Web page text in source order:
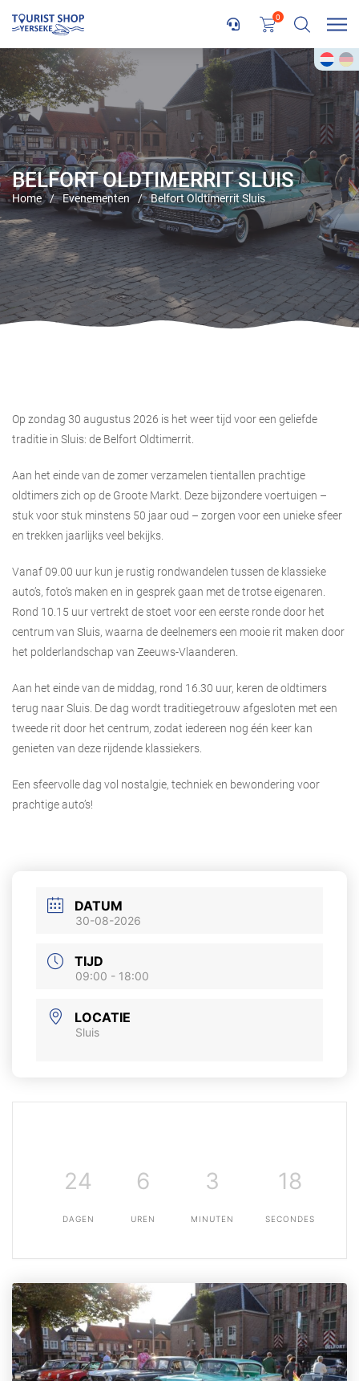
0
BELFORT OLDTIMERRIT SLUIS
Home / Evenementen / Belfort Oldtimerrit Sluis
Op zondag 30 augustus 2026 is het weer tijd voor een geliefde
traditie in Sluis: de Belfort Oldtimerrit
Aan het einde van de zomer verzamelen tientallen prachtige
oldtimers zich op de Groote Markt. Deze bijzondere voertuigen –
stuk voor stuk minstens 50 jaar oud – zorgen voor een unieke sfeer
en trekken jaarlijks veel bekijks.
Vanaf 09.00 uur kun je rustig rondwandelen tussen de klassieke
auto’s, foto’s maken en in gesprek gaan met de trotse eigenaren.
Rond 10.15 uur vertrekt de stoet voor een eerste ronde door het
centrum van Sluis, waarna de deelnemers een mooie rit maken door
het polderlandschap van Zeeuws-Vlaanderen.
Aan het einde van de middag, rond 16.30 uur, keren de oldtimers
terug naar Sluis. De dag wordt traditiegetrouw afgesloten met een
tweede rit door het centrum, zodat iedereen nog één keer kan
genieten van deze rijdende klassiekers.
Een sfeervolle dag vol nostalgie, techniek en bewondering voor
prachtige auto’s!
DATUM
30-08-2026
TIJD
09:00 - 18:00
LOCATIE
Sluis
24
DAGEN
6
UREN
3
MINUTEN
18
SECONDES